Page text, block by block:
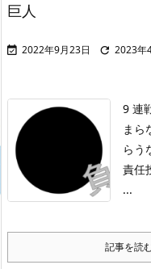
巨人
 2022年9月23日  2023年
9 連
まら
らう
責任
...
記事を読